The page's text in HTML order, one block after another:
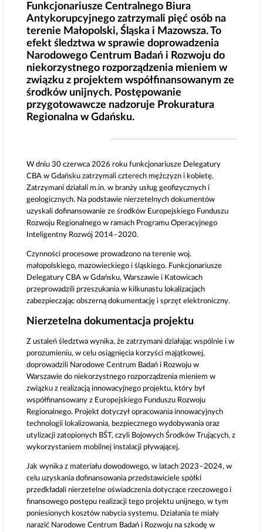
Funkcjonariusze Centralnego Biura
Antykorupcyjnego zatrzymali pięć osób na
terenie Małopolski, Śląska i Mazowsza. To
efekt śledztwa w sprawie doprowadzenia
Narodowego Centrum Badań i Rozwoju do
niekorzystnego rozporządzenia mieniem w
związku z projektem współfinansowanym ze
środków unijnych. Postępowanie
przygotowawcze nadzoruje Prokuratura
Regionalna w Gdańsku.
W dniu 30 czerwca 2026 roku funkcjonariusze Delegatury
CBA w Gdańsku zatrzymali czterech mężczyzn i kobietę.
Zatrzymani działali m.in. w branży usług geofizycznych i
geologicznych. Na podstawie nierzetelnych dokumentów
uzyskali dofinansowanie ze środków Europejskiego Funduszu
Rozwoju Regionalnego w ramach Programu Operacyjnego
Inteligentny Rozwój 2014–2020.
Czynności procesowe prowadzono na terenie woj.
małopolskiego, mazowieckiego i śląskiego. Funkcjonariusze
Delegatury CBA w Gdańsku, Warszawie i Katowicach
przeprowadzili przeszukania w kilkunastu lokalizacjach
zabezpieczając obszerną dokumentację i sprzęt elektroniczny.
Nierzetelna dokumentacja projektu
Z ustaleń śledztwa wynika, że zatrzymani działając wspólnie i w
porozumieniu, w celu osiągnięcia korzyści majątkowej,
doprowadzili Narodowe Centrum Badań i Rozwoju w
Warszawie do niekorzystnego rozporządzenia mieniem w
związku z realizacją innowacyjnego projektu, który był
współfinansowany z Europejskiego Funduszu Rozwoju
Regionalnego. Projekt dotyczył opracowania innowacyjnych
technologii lokalizowania, bezpiecznego wydobywania oraz
utylizacji zatopionych BŚT, czyli Bojowych Środków Trujących, z
wykorzystaniem mobilnej instalacji pływającej.
Jak wynika z materiału dowodowego, w latach 2023–2024, w
celu uzyskania dofinansowania przedstawiciele spółki
przedkładali nierzetelne oświadczenia dotyczące rzeczowego i
finansowego postępu realizacji tego projektu unijnego, w tym
poniesionych kosztów nabycia systemu. Działania te miały
narazić Narodowe Centrum Badań i Rozwoju na szkodę w